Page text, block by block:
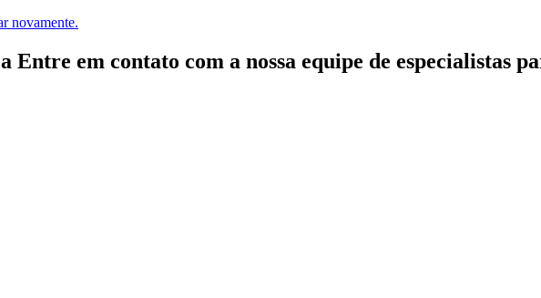
novamente.
Entre em contato com a nossa equipe de especialistas